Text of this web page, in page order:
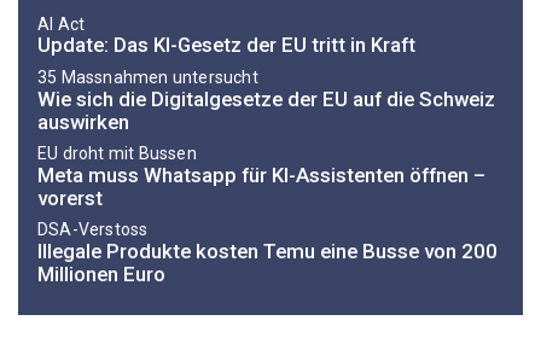
AI Act
Update: Das KI-Gesetz der EU tritt in Kraft
35 Massnahmen untersucht
Wie sich die Digitalgesetze der EU auf die Schweiz
auswirken
EU droht mit Bussen
Meta muss Whatsapp für KI-Assistenten öffnen –
vorerst
DSA-Verstoss
Illegale Produkte kosten Temu eine Busse von 200
Millionen Euro